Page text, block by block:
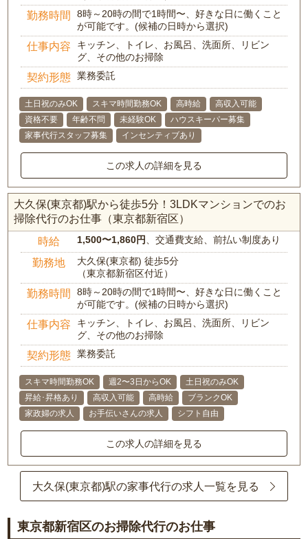
勤務時間
8時～20時の間で1時間〜、好きな日に働くこと
が可能です。(候補の日時から選択)
仕事内容
キッチン、トイレ、お風呂、洗面所、リビン
グ、その他のお掃除
契約形態 業務委託
土日祝のみOK スキマ時間勤務OK 高時給
高収入可能
資格不要
年齢不問 未経験OK
ハウスキーパー募集
家事代行スタッフ募集
インセンティブあり
この求人の詳細を見る
大久保(東京都)駅から徒歩5分！3LDKマンションでのお
掃除代行のお仕事（東京都新宿区）
時給 1,500〜1,860円、交通費支給、前払い制度あり
勤務地
大久保(東京都) 徒歩5分
（東京都新宿区付近）
勤務時間
8時～20時の間で1時間〜、好きな日に働くこと
が可能です。(候補の日時から選択)
仕事内容
キッチン、トイレ、お風呂、洗面所、リビン
グ、その他のお掃除
契約形態 業務委託
スキマ時間勤務OK 週2〜3日からOK
土日祝のみOK
昇給･昇格あり
高収入可能 高時給
ブランクOK
家政婦の求人
お手伝いさんの求人 シフト自由
この求人の詳細を見る
大久保(東京都)駅の家事代行の求人一覧を見る
東京都新宿区のお掃除代行のお仕事